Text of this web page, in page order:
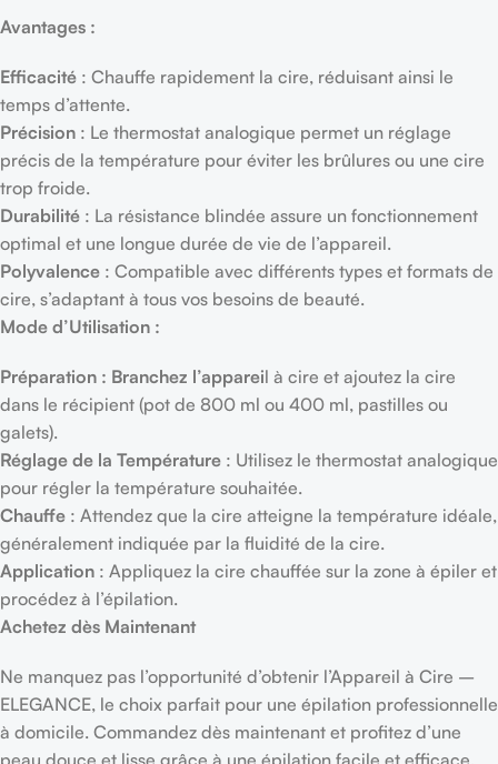
Avantages :
Efficacité : Chauffe rapidement la cire, réduisant ainsi le
temps d’attente.
Précision : Le thermostat analogique permet un réglage
précis de la température pour éviter les brûlures ou une cire
trop froide.
Durabilité : La résistance blindée assure un fonctionnement
optimal et une longue durée de vie de l’appareil.
Polyvalence : Compatible avec différents types et formats de
cire, s’adaptant à tous vos besoins de beauté.
Mode d’Utilisation :
Préparation : Branchez l’appareil à cire et ajoutez la cire
dans le récipient (pot de 800 ml ou 400 ml, pastilles ou
galets).
Réglage de la Température : Utilisez le thermostat analogique
pour régler la température souhaitée.
Chauffe : Attendez que la cire atteigne la température idéale,
généralement indiquée par la fluidité de la cire.
Application : Appliquez la cire chauffée sur la zone à épiler et
procédez à l’épilation.
Achetez dès Maintenant
Ne manquez pas l’opportunité d’obtenir l’Appareil à Cire –
ELEGANCE, le choix parfait pour une épilation professionnelle
à domicile. Commandez dès maintenant et profitez d’une
peau douce et lisse grâce à une épilation facile et efficace.